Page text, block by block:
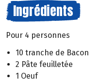
Ingrédients
Pour 4 personnes
10 tranche de Bacon
2 Pâte feuilletée
1 Oeuf